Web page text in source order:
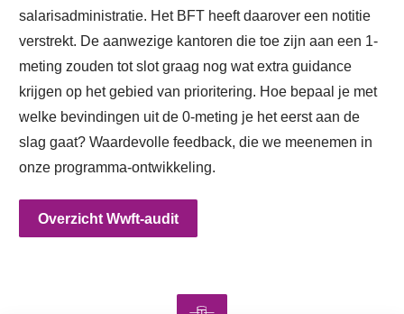
salarisadministratie. Het BFT heeft daarover een notitie
verstrekt. De aanwezige kantoren die toe zijn aan een 1-
meting zouden tot slot graag nog wat extra guidance
krijgen op het gebied van prioritering. Hoe bepaal je met
welke bevindingen uit de 0-meting je het eerst aan de
slag gaat? Waardevolle feedback, die we meenemen in
onze programma-ontwikkeling.
Overzicht Wwft-audit